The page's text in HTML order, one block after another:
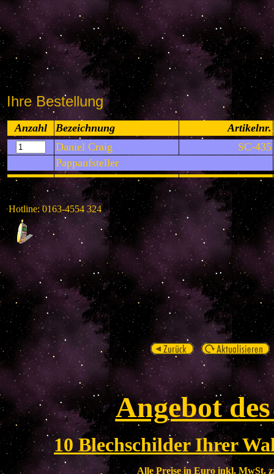
Ihre Bestellung
Anzahl Bezeichnung
Artikelnr.
Daniel Craig
SC-435
Pappaufsteller
Hotline: 0163-4554 324
Angebot
10 Blechschilder Ihrer
Alle Preise in Euro inkl. MwSt.